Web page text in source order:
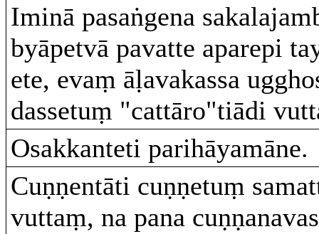
Iminā pasaṅgena
byāpetvā pavatte aparepi
ete, evaṃ āḷavakassa
dassetuṃ "cattāro"tiādi
Osakkanteti parihāyamāne.
Cuṇṇentāti cuṇṇetuṃ
vuttaṃ, na pana